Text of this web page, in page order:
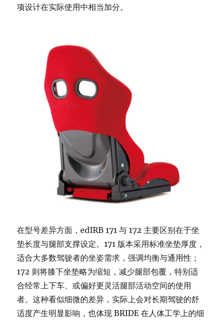
项设计在实际使用中相当加分。
在型号差异方面，edIRB 171 与 172 主要区别在于坐
垫长度与腿部支撑设定。171 版本采用标准坐垫厚度，
适合大多数驾驶者的坐姿需求，强调均衡与通用性；
172 则将膝下坐垫略为缩短，减少腿部包覆，特别适
合经常上下车、或偏好更灵活腿部活动空间的使用
者。这种看似细微的差异，实际上会对长期驾驶的舒
适度产生明显影响，也体现 BRIDE 在人体工学上的细